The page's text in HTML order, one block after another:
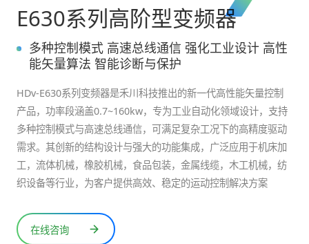
E630系列高阶型变频器
多种控制模式 高速总线通信 强化工业设计 高性
能矢量算法 智能诊断与保护
HDv-E630系列变频器是禾川科技推出的新一代高性能矢量控制
产品，功率段涵盖0.7~160kw，专为工业自动化领域设计，支持
多种控制模式与高速总线通信，可满足复杂工况下的高精度驱动
需求。其创新的结构设计与强大的功能集成，广泛应用于机床加
工，流体机械，橡胶机械，食品包装，金属线缆，木工机械，纺
织设备等行业，为客户提供高效、稳定的运动控制解决方案
在线咨询